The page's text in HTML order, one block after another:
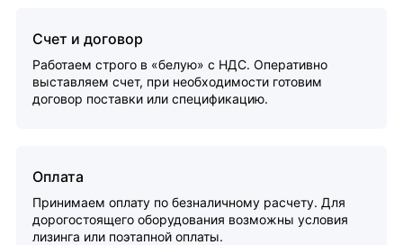
Счет и договор
Работаем строго в «белую» с НДС. Оперативно
выставляем счет, при необходимости готовим
договор поставки или спецификацию.
Оплата
Принимаем оплату по безналичному расчету. Для
дорогостоящего оборудования возможны условия
лизинга или поэтапной оплаты.